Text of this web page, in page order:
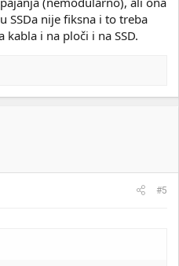
SSDa nije fiksna i to treba
kabla i na ploči i na SSD.
#5